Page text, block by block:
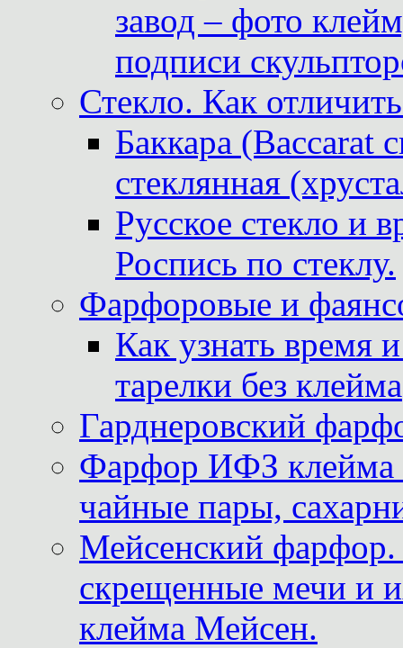
завод – фото
подписи
Стекло. Как
Баккара (Baccarat
стеклянная
Русское стекло и
Роспись по стеклу.
Фарфоровые и
Как узнать время
тарелки без клейма
Гарднеровский
Фарфор ИФЗ клейма
чайные пары,
Мейсенский фарфор.
скрещенные мечи и
клейма Мейсен.